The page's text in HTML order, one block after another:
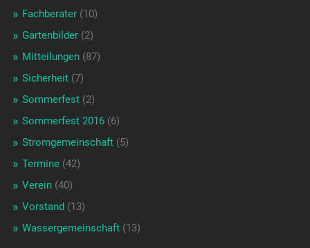
Fachberater(10)
Gartenbilder(2)
Mitteilungen(87)
Sicherheit(7)
Sommerfest(2)
Sommerfest 2016(6)
Stromgemeinschaft(5)
Termine(42)
Verein(40)
Vorstand(13)
Wassergemeinschaft(13)